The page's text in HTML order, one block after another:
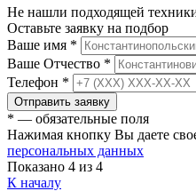
Не нашли подходящей
Оставьте заявку на подбор
Ваше имя *
Ваше Отчество *
Телефон *
Отправить заявку
* — обязательные поля
Нажимая кнопку Вы даете
персональных данных
Показано 4 из 4
К началу